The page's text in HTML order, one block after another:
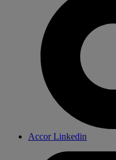
Accor Linkedin